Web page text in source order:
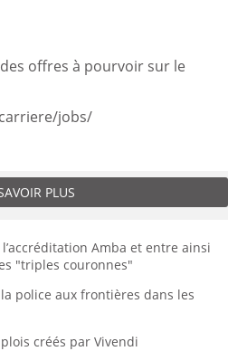
offres à pourvoir sur le
jobs/
PLUS
Amba et entre ainsi
"triples couronnes"
police aux frontières dans les
créés par Vivendi